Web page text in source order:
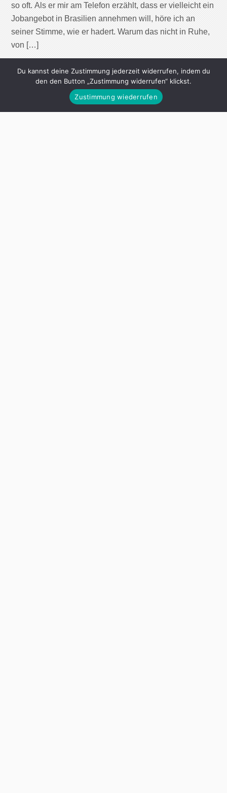
so oft. Als er mir am Telefon erzählt, dass er vielleicht ein
Jobangebot in Brasilien annehmen will, höre ich an
seiner Stimme, wie er hadert. Warum das nicht in Ruhe,
von […]
Continue Reading
Du kannst deine Zustimmung jederzeit widerrufen, indem du
den den Button „Zustimmung widerrufen“ klickst.
Zustimmung wiederrufen